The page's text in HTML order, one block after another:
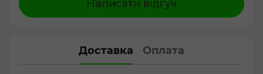
Написати відгук
Доставка Оплата